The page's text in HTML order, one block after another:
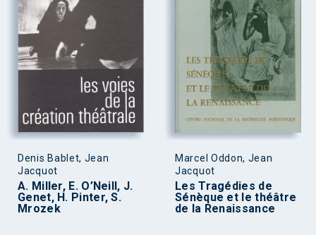
Denis Bablet, Jean
Jacquot
A. Miller, E. O’Neill, J.
Genet, H. Pinter, S.
Mrozek
Marcel Oddon, Jean
Jacquot
Les Tragédies de
Sénèque et le théâtre
de la Renaissance